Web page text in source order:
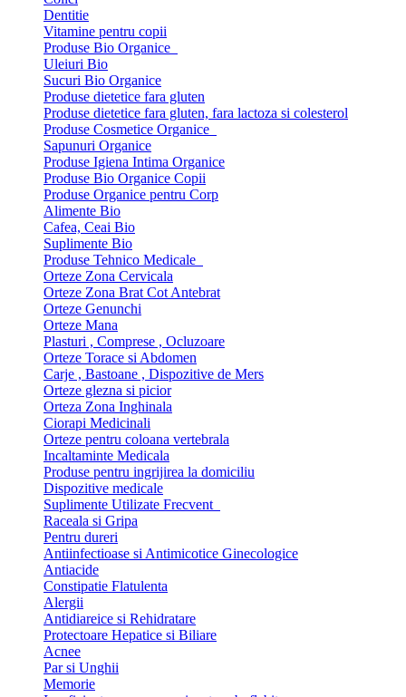
Dentitie
Vitamine pentru copii
Produse Bio Organice
Uleiuri Bio
Sucuri Bio Organice
Produse dietetice fara gluten
Produse dietetice fara gluten, fara lactoza si colesterol
Produse Cosmetice Organice
Sapunuri Organice
Produse Igiena Intima Organice
Produse Bio Organice Copii
Produse Organice pentru Corp
Alimente Bio
Cafea, Ceai Bio
Suplimente Bio
Produse Tehnico Medicale
Orteze Zona Cervicala
Orteze Zona Brat Cot Antebrat
Orteze Genunchi
Orteze Mana
Plasturi , Comprese , Ocluzoare
Orteze Torace si Abdomen
Carje , Bastoane , Dispozitive de Mers
Orteze glezna si picior
Orteza Zona Inghinala
Ciorapi Medicinali
Orteze pentru coloana vertebrala
Incaltaminte Medicala
Produse pentru ingrijirea la domiciliu
Dispozitive medicale
Suplimente Utilizate Frecvent
Raceala si Gripa
Pentru dureri
Antiinfectioase si Antimicotice Ginecologice
Antiacide
Constipatie Flatulenta
Alergii
Antidiareice si Rehidratare
Protectoare Hepatice si Biliare
Acnee
Par si Unghii
Memorie